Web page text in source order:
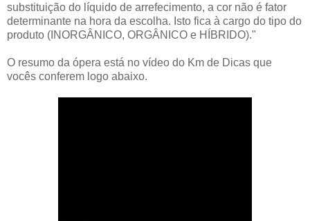
substituição do líquido de arrefecimento, a cor não é fator
determinante na hora da escolha. Isto fica à cargo do tipo do
produto (INORGÂNICO, ORGÂNICO e HÍBRIDO)."
O resumo da ópera está no vídeo do Km de Dicas que
vocês conferem logo abaixo.